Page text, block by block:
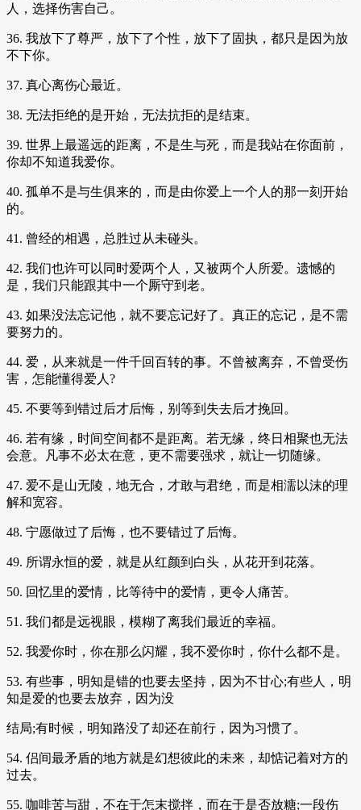
人，选择伤害自己。
36. 我放下了尊严，放下了个性，放下了固执，都只是因为放
不下你。
37. 真心离伤心最近。
38. 无法拒绝的是开始，无法抗拒的是结束。
39. 世界上最遥远的距离，不是生与死，而是我站在你面前，
你却不知道我爱你。
40. 孤单不是与生俱来的，而是由你爱上一个人的那一刻开始
的。
41. 曾经的相遇，总胜过从未碰头。
42. 我们也许可以同时爱两个人，又被两个人所爱。遗憾的
是，我们只能跟其中一个厮守到老。
43. 如果没法忘记他，就不要忘记好了。真正的忘记，是不需
要努力的。
44. 爱，从来就是一件千回百转的事。不曾被离弃，不曾受伤
害，怎能懂得爱人?
45. 不要等到错过后才后悔，别等到失去后才挽回。
46. 若有缘，时间空间都不是距离。若无缘，终日相聚也无法
会意。凡事不必太在意，更不需要强求，就让一切随缘。
47. 爱不是山无陵，地无合，才敢与君绝，而是相濡以沫的理
解和宽容。
48. 宁愿做过了后悔，也不要错过了后悔。
49. 所谓永恒的爱，就是从红颜到白头，从花开到花落。
50. 回忆里的爱情，比等待中的爱情，更令人痛苦。
51. 我们都是远视眼，模糊了离我们最近的幸福。
52. 我爱你时，你在那么闪耀，我不爱你时，你什么都不是。
53. 有些事，明知是错的也要去坚持，因为不甘心;有些人，明
知是爱的也要去放弃，因为没
结局;有时候，明知路没了却还在前行，因为习惯了。
54. 侣间最矛盾的地方就是幻想彼此的未来，却惦记着对方的
过去。
55. 咖啡苦与甜，不在于怎末搅拌，而在于是否放糖;一段伤